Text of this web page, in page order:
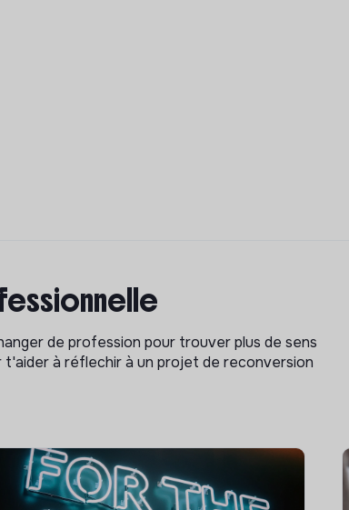
de profession pour trouver plus de sens
à réflechir à un projet de reconversion